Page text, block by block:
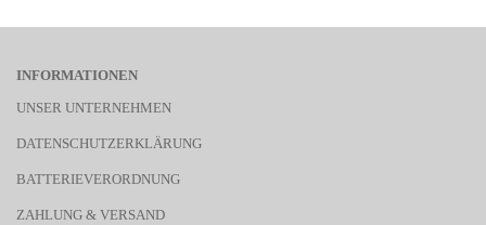
INFORMATIONEN
UNSER UNTERNEHMEN
DATENSCHUTZERKLÄRUNG
BATTERIEVERORDNUNG
ZAHLUNG & VERSAND